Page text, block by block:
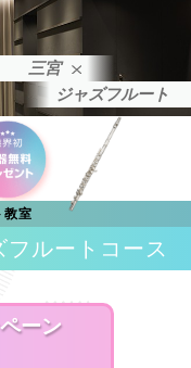
三宮
ジャズフルート
教室
フルートコース
ーン